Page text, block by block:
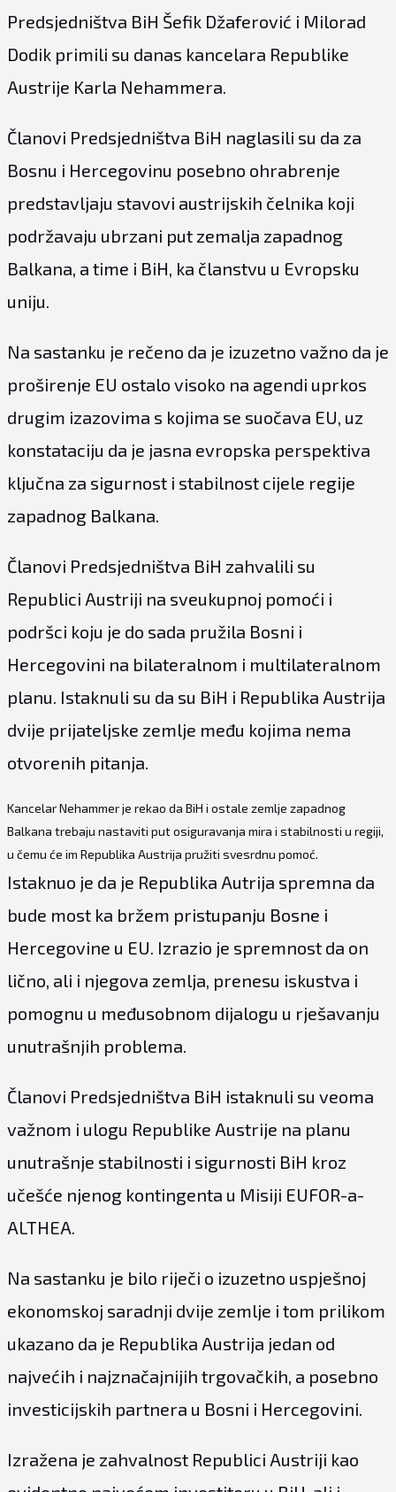
Predsjedništva BiH Šefik Džaferović i Milorad
Dodik primili su danas kancelara Republike
Austrije Karla Nehammera.
Članovi Predsjedništva BiH naglasili su da za
Bosnu i Hercegovinu posebno ohrabrenje
predstavljaju stavovi austrijskih čelnika koji
podržavaju ubrzani put zemalja zapadnog
Balkana, a time i BiH, ka članstvu u Evropsku
uniju.
Na sastanku je rečeno da je izuzetno važno da je
proširenje EU ostalo visoko na agendi uprkos
drugim izazovima s kojima se suočava EU, uz
konstataciju da je jasna evropska perspektiva
ključna za sigurnost i stabilnost cijele regije
zapadnog Balkana.
Članovi Predsjedništva BiH zahvalili su
Republici Austriji na sveukupnoj pomoći i
podršci koju je do sada pružila Bosni i
Hercegovini na bilateralnom i multilateralnom
planu. Istaknuli su da su BiH i Republika Austrija
dvije prijateljske zemlje među kojima nema
otvorenih pitanja.
Kancelar Nehammer je rekao da BiH i ostale zemlje zapadnog
Balkana trebaju nastaviti put osiguravanja mira i stabilnosti u regiji,
u čemu će im Republika Austrija pružiti svesrdnu pomoć.
Istaknuo je da je Republika Autrija spremna da
bude most ka bržem pristupanju Bosne i
Hercegovine u EU. Izrazio je spremnost da on
lično, ali i njegova zemlja, prenesu iskustva i
pomognu u međusobnom dijalogu u rješavanju
unutrašnjih problema.
Članovi Predsjedništva BiH istaknuli su veoma
važnom i ulogu Republike Austrije na planu
unutrašnje stabilnosti i sigurnosti BiH kroz
učešće njenog kontingenta u Misiji EUFOR-a-
ALTHEA.
Na sastanku je bilo riječi o izuzetno uspješnoj
ekonomskoj saradnji dvije zemlje i tom prilikom
ukazano da je Republika Austrija jedan od
najvećih i najznačajnijih trgovačkih, a posebno
investicijskih partnera u Bosni i Hercegovini.
Izražena je zahvalnost Republici Austriji kao